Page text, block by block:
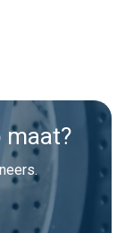
maat?